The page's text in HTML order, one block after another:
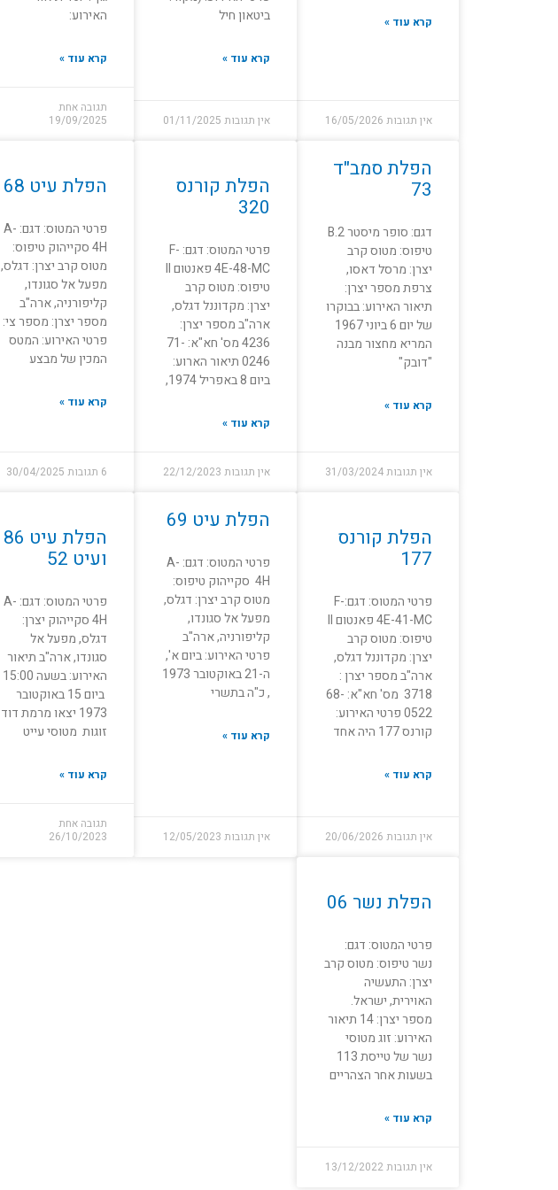
קרא עוד »
אין תגובות 16/05/2026
ביטאון חיל
קרא עוד »
אין תגובות 01/11/2025
האירוע:
קרא עוד »
תגובה אחת
19/09/2025
הפלת סמב"ד
73
דגם: סופר מיסטר B.2
טיפוס: מטוס קרב
יצרן: מרסל דאסו,
צרפת מספר יצרן:
תיאור האירוע: בבוקרו
של יום 6 ביוני 1967
המריא מחצור מבנה
"דובק"
קרא עוד »
אין תגובות31/03/2024
הפלת קורנס
320
פרטי המטוס: דגם: F-
4E-48-MC פאנטום II
טיפוס: מטוס קרב
יצרן: מקדוננל דגלס,
ארה"ב מספר יצרן:
4236 מס' חא"א: 71-
0246 תיאור הארוע:
ביום 8 באפריל 1974,
קרא עוד »
אין תגובות 22/12/2023
הפלת עיט 68
פרטי המטוס: דגם: A-
4H סקייהוק טיפוס:
מטוס קרב יצרן: דגלס,
מפעל אל סגונדו,
קליפורניה, ארה"ב
מספר יצרן: מספר צי:
פרטי האירוע: המטס
המכין של מבצע
קרא עוד »
6 תגובות 30/04/2025
הפלת קורנס
177
פרטי המטוס: דגם:F-
4E-41-MC פאנטום II
טיפוס: מטוס קרב
יצרן: מקדוננל דגלס,
ארה"ב מספר יצרן :
3718 מס' חא"א: 68-
0522 פרטי האירוע:
קורנס 177 היה אחד
קרא עוד »
אין תגובות 20/06/2026
הפלת עיט 69
פרטי המטוס: דגם: A-
4H סקייהוק טיפוס:
מטוס קרב יצרן: דגלס,
מפעל אל סגונדו,
קליפורניה, ארה"ב
פרטי האירוע: ביום א',
ה-21 באוקטובר 1973
, כ"ה בתשרי
קרא עוד »
אין תגובות 12/05/2023
הפלת עיט 86
ועיט 52
פרטי המטוס: דגם: A-
4H סקייהוק יצרן:
דגלס, מפעל אל
סגונדו, ארה"ב תיאור
האירוע: בשעה 15:00
ביום 15 באוקטובר
1973 יצאו מרמת דוד
זוגות מטוסי עייט
קרא עוד »
תגובה אחת
26/10/2023
הפלת נשר 06
פרטי המטוס: דגם:
נשר טיפוס: מטוס קרב
יצרן: התעשיה
האוירית, ישראל.
מספר יצרן: 14 תיאור
האירוע: זוג מטוסי
בשעות אחר הצהריים
קרא עוד »
אין תגובות13/12/2022